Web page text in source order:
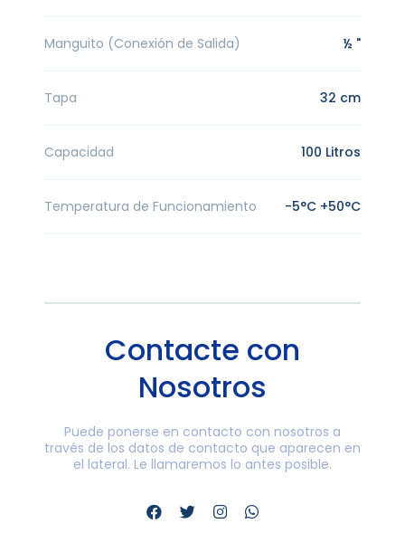
Manguito (Conexión de Salida) ½ "
Tapa 32 cm
Capacidad 100 Litros
Temperatura de Funcionamiento -5°C +50°C
Contacte con
Nosotros
Puede ponerse en contacto con nosotros a
través de los datos de contacto que aparecen en
el lateral. Le llamaremos lo antes posible.